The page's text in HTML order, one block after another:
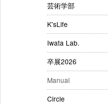
芸術学部
K'sLife
Iwata Lab.
卒展2026
Manual
Circle